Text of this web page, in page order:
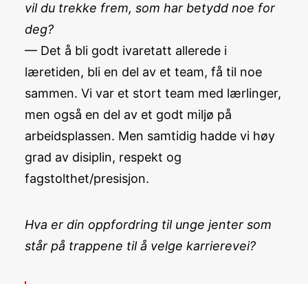
vil du trekke frem, som har betydd noe for
deg?
— Det å bli godt ivaretatt allerede i
læretiden, bli en del av et team, få til noe
sammen. Vi var et stort team med lærlinger,
men også en del av et godt miljø på
arbeidsplassen. Men samtidig hadde vi høy
grad av disiplin, respekt og
fagstolthet/presisjon.
Hva er din oppfordring til unge jenter som
står på trappene til å velge karrierevei?